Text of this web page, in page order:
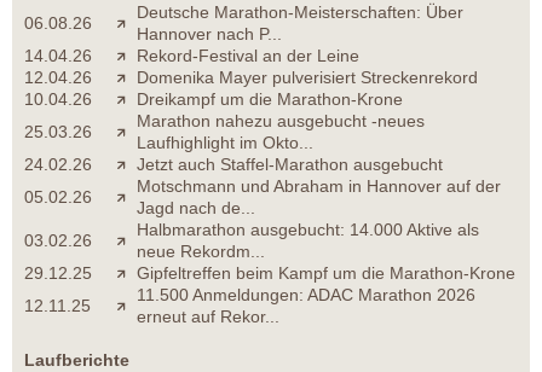
06.08.26
Deutsche Marathon-Meisterschaften: Über
Hannover nach P...
14.04.26
Rekord-Festival an der Leine
12.04.26
Domenika Mayer pulverisiert Streckenrekord
10.04.26
Dreikampf um die Marathon-Krone
25.03.26
Marathon nahezu ausgebucht -neues
Laufhighlight im Okto...
24.02.26
Jetzt auch Staffel-Marathon ausgebucht
05.02.26
Motschmann und Abraham in Hannover auf der
Jagd nach de...
03.02.26
Halbmarathon ausgebucht: 14.000 Aktive als
neue Rekordm...
29.12.25
Gipfeltreffen beim Kampf um die Marathon-Krone
12.11.25
11.500 Anmeldungen: ADAC Marathon 2026
erneut auf Rekor...
Laufberichte